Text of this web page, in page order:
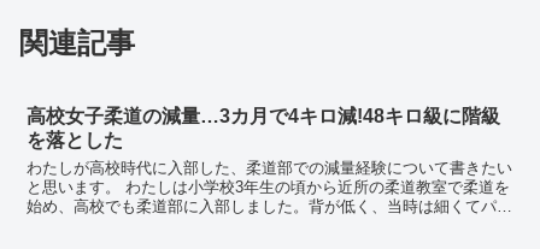
関連記事
高校女子柔道の減量…3カ月で4キロ減!48キロ級に階級
を落とした
わたしが高校時代に入部した、柔道部での減量経験について書きたい
と思います。 わたしは小学校3年生の頃から近所の柔道教室で柔道を
始め、高校でも柔道部に入部しました。背が低く、当時は細くてパワ